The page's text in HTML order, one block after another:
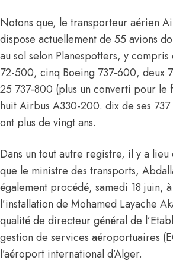
Notons que, le transporteur aérien
dispose actuellement de 55 avions
au sol selon Planespotters, y compris
72-500, cinq Boeing 737-600, deux
25 737-800 (plus un converti pour le
huit Airbus A330-200. dix de ses 737
ont plus de vingt ans.
Dans un tout autre registre, il y a
que le ministre des transports,
également procédé, samedi 18 juin,
l’installation de Mohamed Layache
qualité de directeur général de
gestion de services aéroportuaires
l’aéroport international d’Alger.